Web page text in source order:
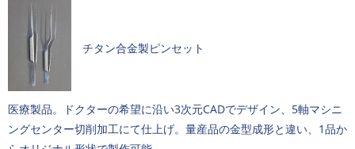
チタン合金製ピンセット
医療製品。ドクターの希望に沿い3次元CADでデザイン、5軸マシニ
ングセンター切削加工にて仕上げ。量産品の金型成形と違い、1品か